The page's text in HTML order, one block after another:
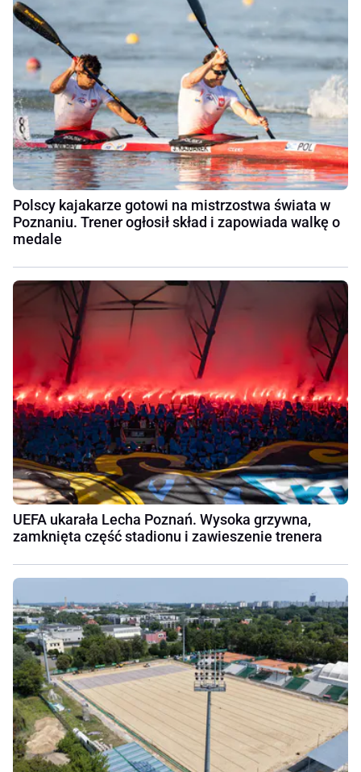
Polscy kajakarze gotowi na mistrzostwa świata w
Poznaniu. Trener ogłosił skład i zapowiada walkę o
medale
UEFA ukarała Lecha Poznań. Wysoka grzywna,
zamknięta część stadionu i zawieszenie trenera